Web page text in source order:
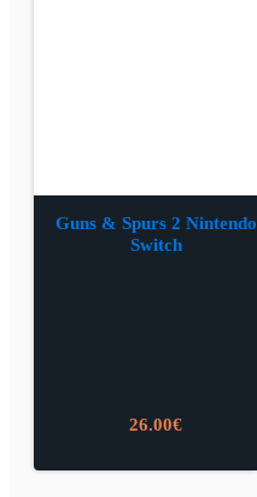
Guns & Spurs 2 Nintendo
Switch
26.00€